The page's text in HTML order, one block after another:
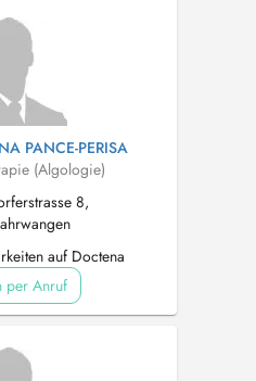
PANCE-PERISA
(Algologie)
8,
auf Doctena
per Anruf